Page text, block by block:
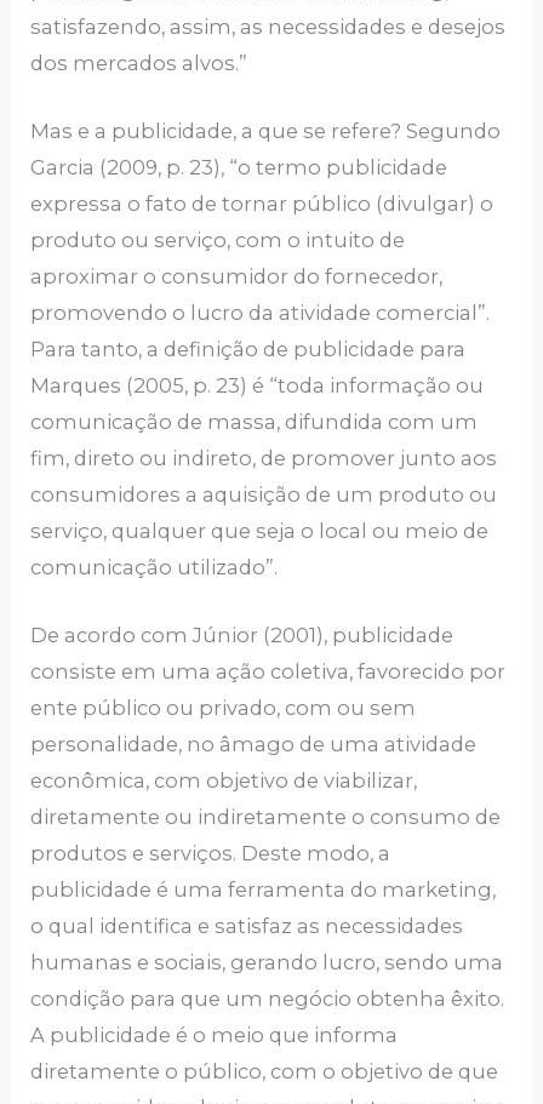
satisfazendo, assim, as necessidades e desejos
dos mercados alvos.”
Mas e a publicidade, a que se refere? Segundo
Garcia (2009, p. 23), “o termo publicidade
expressa o fato de tornar público (divulgar) o
produto ou serviço, com o intuito de
aproximar o consumidor do fornecedor,
promovendo o lucro da atividade comercial”.
Para tanto, a definição de publicidade para
Marques (2005, p. 23) é “toda informação ou
comunicação de massa, difundida com um
fim, direto ou indireto, de promover junto aos
consumidores a aquisição de um produto ou
serviço, qualquer que seja o local ou meio de
comunicação utilizado”.
De acordo com Júnior (2001), publicidade
consiste em uma ação coletiva, favorecido por
ente público ou privado, com ou sem
personalidade, no âmago de uma atividade
econômica, com objetivo de viabilizar,
diretamente ou indiretamente o consumo de
produtos e serviços. Deste modo, a
publicidade é uma ferramenta do marketing,
o qual identifica e satisfaz as necessidades
humanas e sociais, gerando lucro, sendo uma
condição para que um negócio obtenha êxito.
A publicidade é o meio que informa
diretamente o público, com o objetivo de que